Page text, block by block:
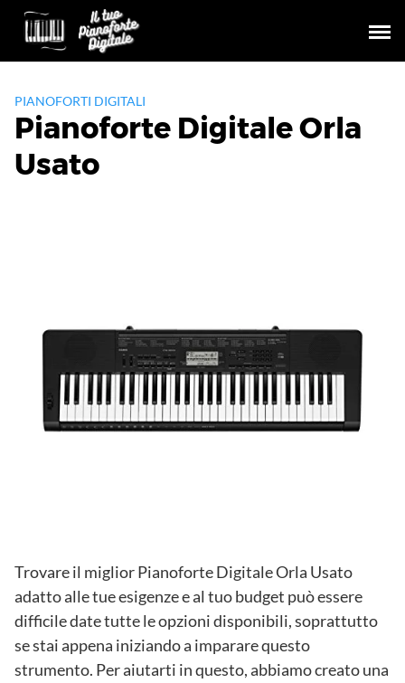
Skip
content
PIANOFORTI DIGITALI
Pianoforte Digitale Orla
Usato
Trovare il miglior Pianoforte Digitale Orla Usato
adatto alle tue esigenze e al tuo budget può essere
difficile date tutte le opzioni disponibili, soprattutto
se stai appena iniziando a imparare questo
strumento. Per aiutarti in questo, abbiamo creato una